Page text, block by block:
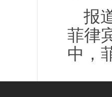
报
菲律
中，